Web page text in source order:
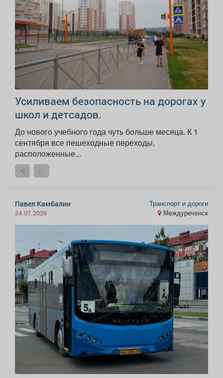
Усиливаем безопасность на дорогах у
школ и детсадов.
До нового учебного года чуть больше месяца. К 1
сентября все пешеходные переходы,
расположенные...
Павел Камбалин
24.07.2026
Транспорт и дороги
Междуреченск